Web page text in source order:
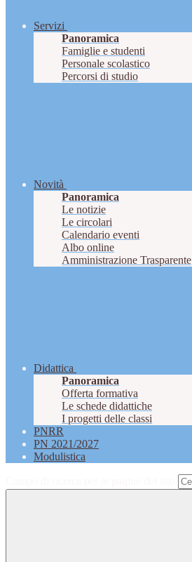
Servizi
Panoramica
Famiglie e studenti
Personale scolastico
Percorsi di studio
Novità
Panoramica
Le notizie
Le circolari
Calendario eventi
Albo online
Amministrazione Trasparente
Didattica
Panoramica
Offerta formativa
Le schede didattiche
I progetti delle classi
PNRR
PN 2021/2027
Modulistica